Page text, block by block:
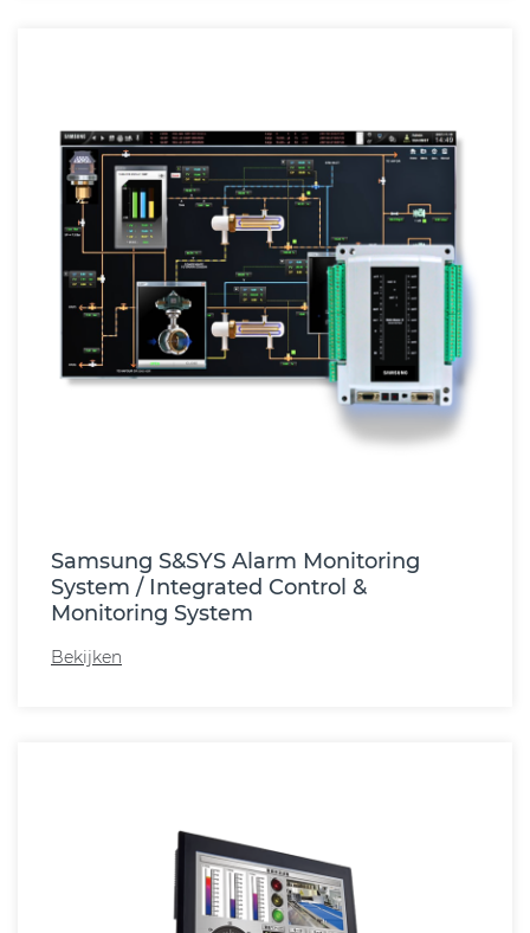
Samsung S&SYS Alarm Monitoring
System / Integrated Control &
Monitoring System
Bekijken